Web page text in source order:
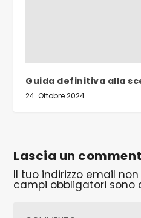
Guida definitiva alla
24. Ottobre 2024
Lascia un
Il tuo indirizzo email
campi obbligatori sono